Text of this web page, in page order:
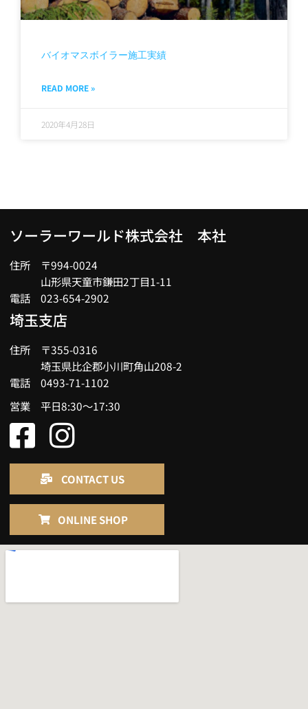
バイオマスボイラー施工実績
READ MORE »
2020年4月28日
ソーラーワールド株式会社 本社
住所 〒994-0024
山形県天童市鎌田2丁目1-11
電話 023-654-2902
埼玉支店
住所 〒355-0316
埼玉県比企郡小川町角山208-2
電話 0493-71-1102
営業 平日8:30～17:30
CONTACT US
ONLINE SHOP